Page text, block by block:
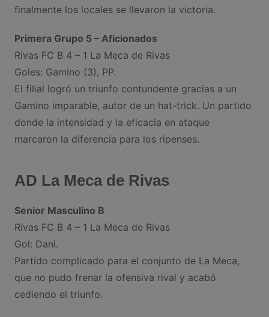
finalmente los locales se llevaron la victoria.
Primera Grupo 5 – Aficionados
Rivas FC B 4 – 1 La Meca de Rivas
Goles: Gamino (3), PP.
El filial logró un triunfo contundente gracias a un
Gamino imparable, autor de un hat-trick. Un partido
donde la intensidad y la eficacia en ataque
marcaron la diferencia para los ripenses.
AD La Meca de Rivas
Senior Masculino B
Rivas FC B 4 – 1 La Meca de Rivas
Gol: Dani.
Partido complicado para el conjunto de La Meca,
que no pudo frenar la ofensiva rival y acabó
cediendo el triunfo.